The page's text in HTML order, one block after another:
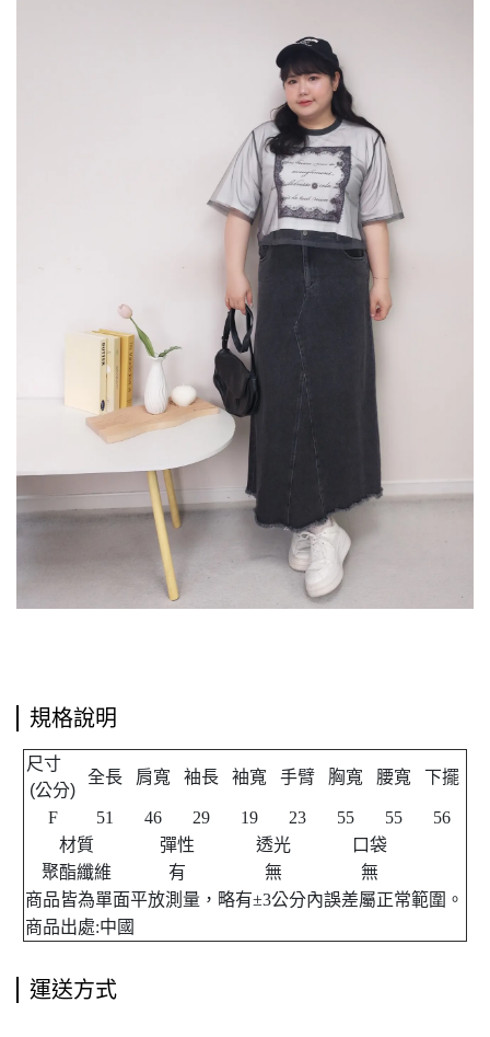
規格說明
尺寸
(公分)
全長 肩寬 袖長 袖寬 手臂 胸寬 腰寬 下擺
F 51 46 29 19 23 55 55
56
材質
彈性 透光
口袋
聚酯纖維
有 無
無
商品皆為單面平放測量，略有±3公分內誤差屬正常範圍。
商品出處:中國
運送方式